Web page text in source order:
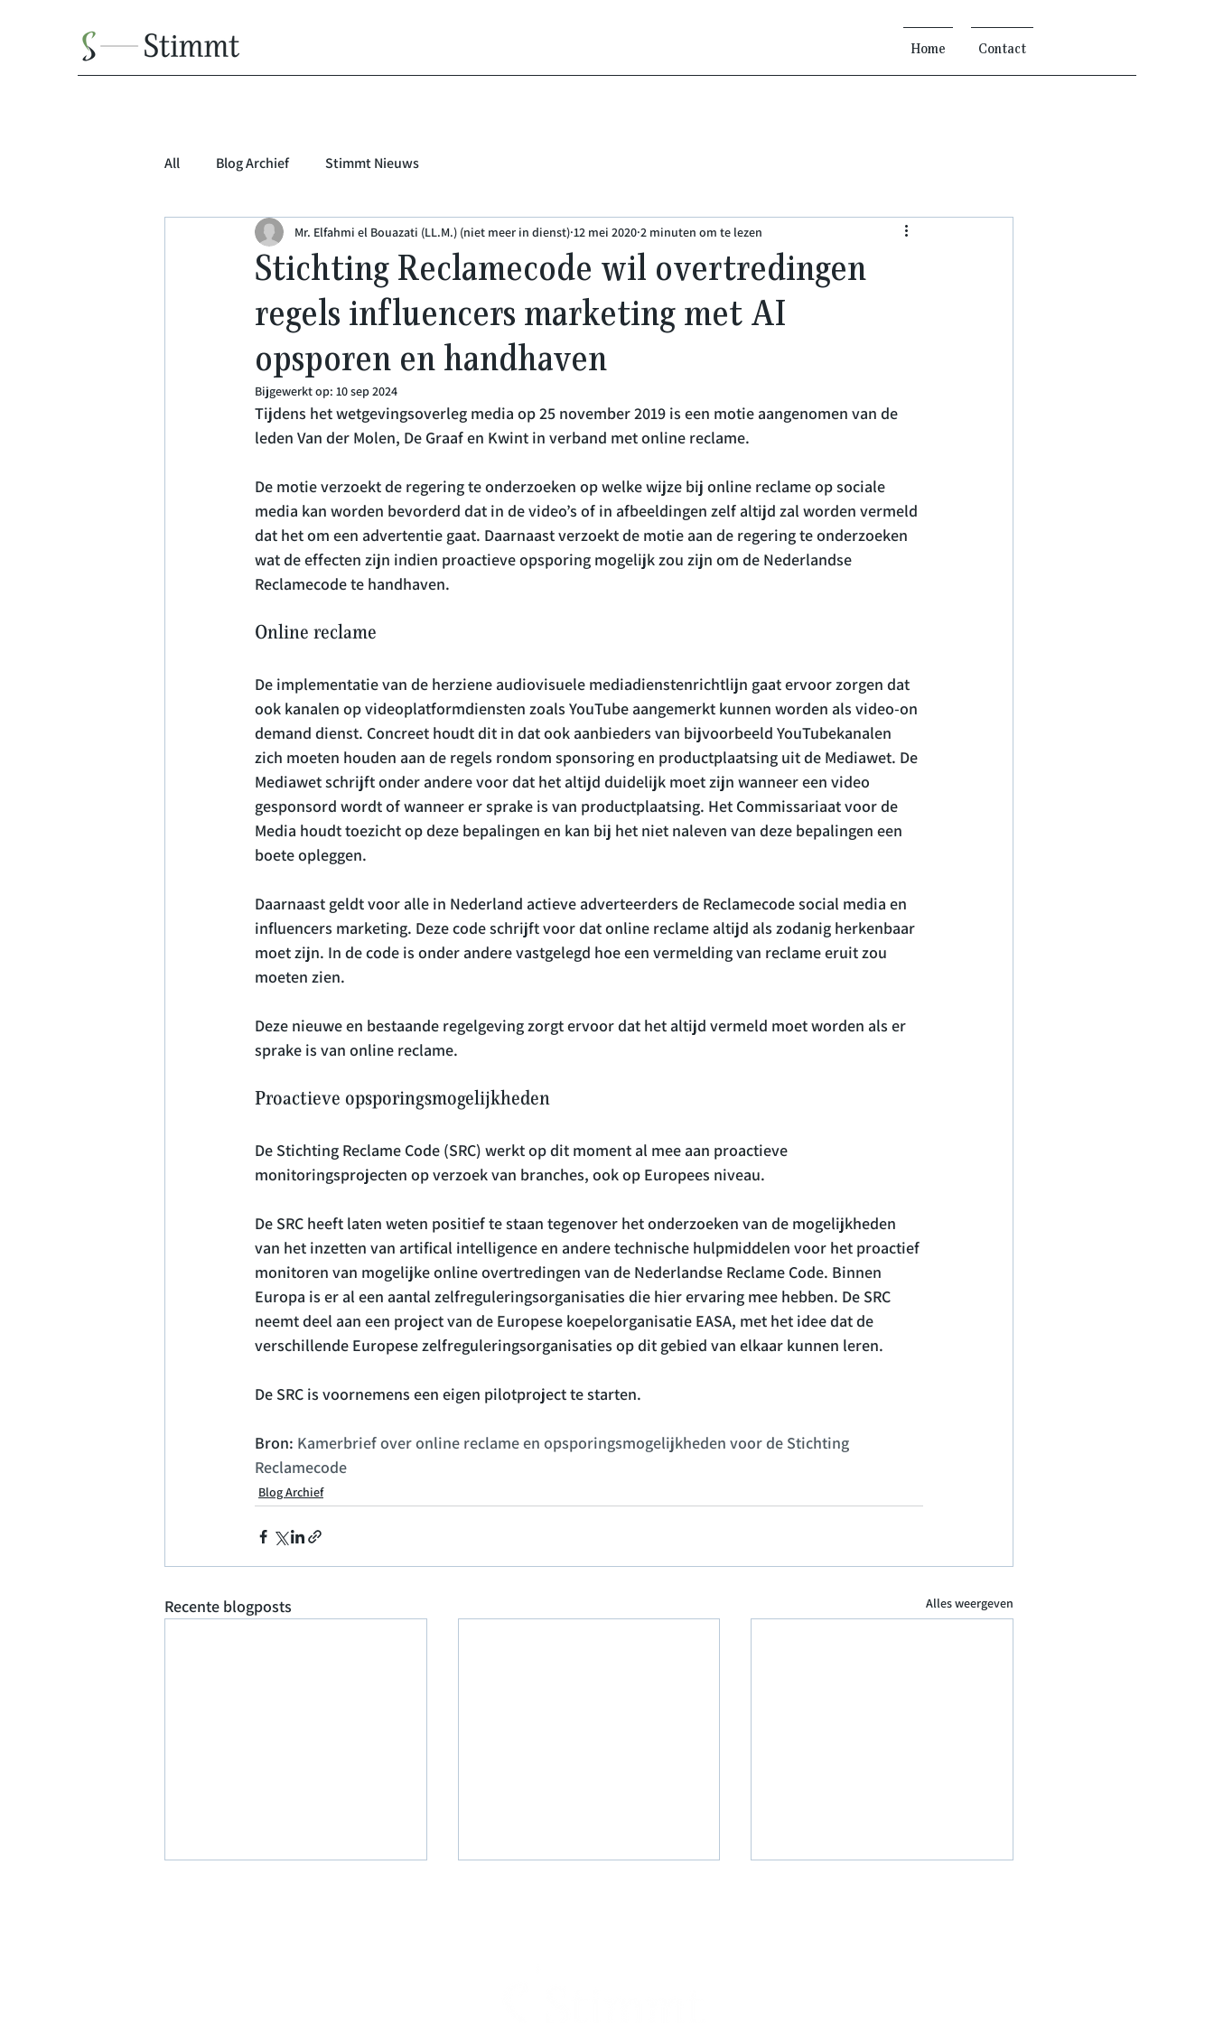
Home Contact
All Blog Archief Stimmt Nieuws
Stichting Reclamecode wil overtredingen
regels influencers marketing met AI
opsporen en handhaven
Mr. Elfahmi el Bouazati (LL.M.) (niet meer in dienst) 12 mei 2020 2 minuten om te lezen
Bijgewerkt op: 10 sep 2024
Tijdens het wetgevingsoverleg media op 25 november 2019 is een motie aangenomen van de
leden Van der Molen, De Graaf en Kwint in verband met online reclame.
De motie verzoekt de regering te onderzoeken op welke wijze bij online reclame op sociale
media kan worden bevorderd dat in de video’s of in afbeeldingen zelf altijd zal worden vermeld
dat het om een advertentie gaat. Daarnaast verzoekt de motie aan de regering te onderzoeken
wat de effecten zijn indien proactieve opsporing mogelijk zou zijn om de Nederlandse
Online reclame
De implementatie van de herziene audiovisuele mediadienstenrichtlijn gaat ervoor zorgen dat
ook kanalen op videoplatformdiensten zoals YouTube aangemerkt kunnen worden als video-on
demand dienst. Concreet houdt dit in dat ook aanbieders van bijvoorbeeld YouTubekanalen
zich moeten houden aan de regels rondom sponsoring en productplaatsing uit de Mediawet. De
Mediawet schrijft onder andere voor dat het altijd duidelijk moet zijn wanneer een video
gesponsord wordt of wanneer er sprake is van productplaatsing. Het Commissariaat voor de
Media houdt toezicht op deze bepalingen en kan bij het niet naleven van deze bepalingen een
boete opleggen.
Daarnaast geldt voor alle in Nederland actieve adverteerders de Reclamecode social media en
influencers marketing. Deze code schrijft voor dat online reclame altijd als zodanig herkenbaar
moet zijn. In de code is onder andere vastgelegd hoe een vermelding van reclame eruit zou
moeten zien.
Deze nieuwe en bestaande regelgeving zorgt ervoor dat het altijd vermeld moet worden als er
Proactieve opsporingsmogelijkheden
De Stichting Reclame Code (SRC) werkt op dit moment al mee aan proactieve
monitoringsprojecten op verzoek van branches, ook op Europees niveau.
De SRC heeft laten weten positief te staan tegenover het onderzoeken van de mogelijkheden
van het inzetten van artifical intelligence en andere technische hulpmiddelen voor het proactief
monitoren van mogelijke online overtredingen van de Nederlandse Reclame Code. Binnen
Europa is er al een aantal zelfreguleringsorganisaties die hier ervaring mee hebben. De SRC
neemt deel aan een project van de Europese koepelorganisatie EASA, met het idee dat de
verschillende Europese zelfreguleringsorganisaties op dit gebied van elkaar kunnen leren.
De SRC is voornemens een eigen pilotproject te starten.
Bron: Kamerbrief over online reclame en opsporingsmogelijkheden voor de Stichting
Reclamecode
Blog Archief
Recente blogposts Alles weergeven